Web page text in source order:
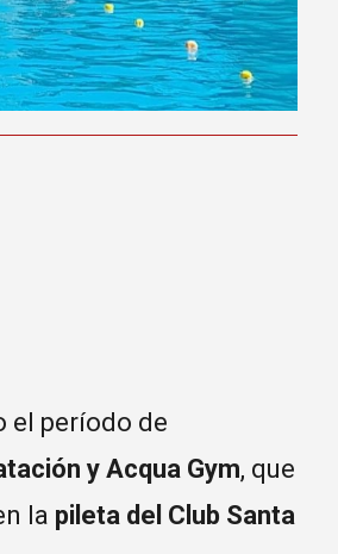
el período de
y Acqua Gym, que
la pileta del Club Santa